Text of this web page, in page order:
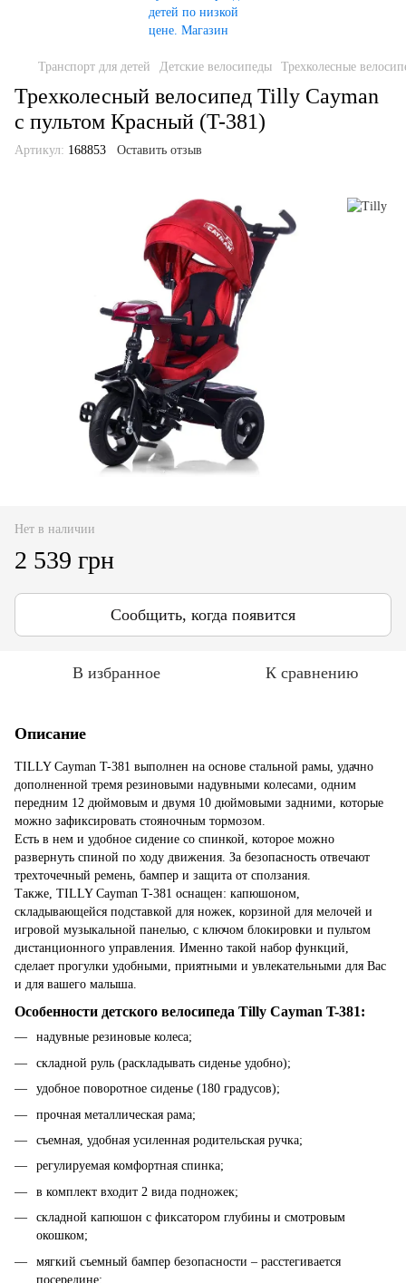
Транспорт для детей Детские велосипеды Трехколесные
Трехколесный велосипед Tilly Cayman
с пультом Красный (T-381)
Артикул: 168853 Оставить отзыв
Нет в наличии
2 539 грн
Сообщить, когда появится
В избранное К сравнению
Описание
TILLY Cayman T-381 выполнен на основе стальной рамы, удачно
дополненной тремя резиновыми надувными колесами, одним
передним 12 дюймовым и двумя 10 дюймовыми задними, которые
можно зафиксировать стояночным тормозом.
Есть в нем и удобное сидение со спинкой, которое можно
развернуть спиной по ходу движения. За безопасность отвечают
трехточечный ремень, бампер и защита от сползания.
Также, TILLY Cayman T-381 оснащен: капюшоном,
складывающейся подставкой для ножек, корзиной для мелочей и
игровой музыкальной панелью, с ключом блокировки и пультом
дистанционного управления. Именно такой набор функций,
сделает прогулки удобными, приятными и увлекательными для Вас
и для вашего малыша.
Особенности детского велосипеда Tilly Cayman T-381:
надувные резиновые колеса;
складной руль (раскладывать сиденье удобно);
удобное поворотное сиденье (180 градусов);
прочная металлическая рама;
съемная, удобная усиленная родительская ручка;
регулируемая комфортная спинка;
в комплект входит 2 вида подножек;
складной капюшон с фиксатором глубины и смотровым
окошком;
мягкий съемный бампер безопасности – расстегивается
посередине;